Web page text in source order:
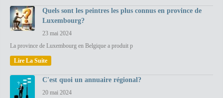
Quels sont les peintres les plus connus en province de
Luxembourg?
23 mai 2024
La province de Luxembourg en Belgique a produit p
Lire La Suite
C'est quoi un annuaire régional?
20 mai 2024